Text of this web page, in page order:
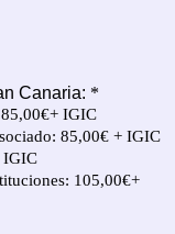
Canaria: *
IGIC
85,00€ + IGIC
IGIC
105,00€+